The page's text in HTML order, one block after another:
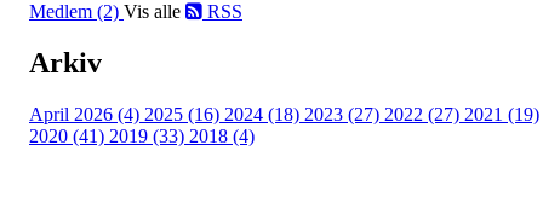
Medlem (2) Vis alle RSS
Arkiv
April 2026 (4) 2025 (16) 2024 (18) 2023 (27) 2022 (27) 2021 (19)
2020 (41) 2019 (33) 2018 (4)